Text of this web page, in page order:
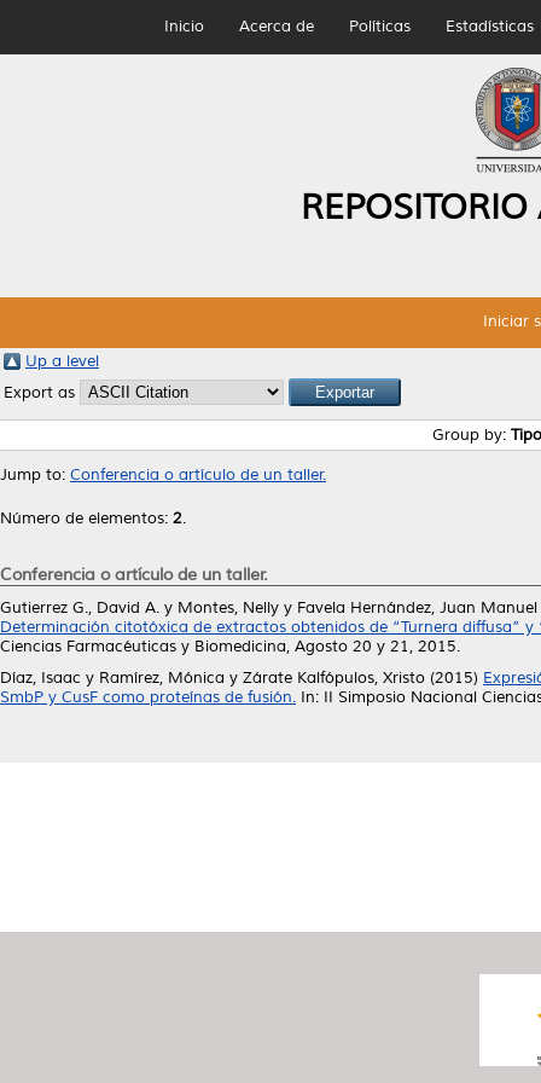
Inicio Acerca de Políticas Estadísticas
Iniciar
Up a level
Export as
Group by:
Jump to: Conferencia o artículo de un taller.
Número de elementos: 2.
Conferencia o artículo de un taller.
Gutierrez G., David A. y Montes, Nelly y Favela Hernández, Juan Manuel
Determinación citotóxica de extractos obtenidos de “Turnera diffusa”
Ciencias Farmacéuticas y Biomedicina, Agosto 20 y 21, 2015.
Díaz, Isaac y Ramírez, Mónica y Zárate Kalfópulos, Xristo (2015)
SmbP y CusF como proteínas de fusión. In: II Simposio Nacional